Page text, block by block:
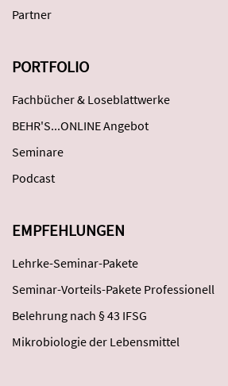
Partner
PORTFOLIO
Fachbücher & Loseblattwerke
BEHR'S...ONLINE Angebot
Seminare
Podcast
EMPFEHLUNGEN
Lehrke-Seminar-Pakete
Seminar-Vorteils-Pakete Professionell
Belehrung nach § 43 IFSG
Mikrobiologie der Lebensmittel